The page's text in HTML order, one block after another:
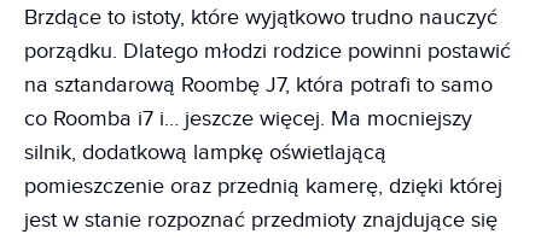
Brzdące to istoty, które wyjątkowo trudno nauczyć
porządku. Dlatego młodzi rodzice powinni postawić
na sztandarową Roombę J7, która potrafi to samo
co Roomba i7 i… jeszcze więcej. Ma mocniejszy
silnik, dodatkową lampkę oświetlającą
pomieszczenie oraz przednią kamerę, dzięki której
jest w stanie rozpoznać przedmioty znajdujące się